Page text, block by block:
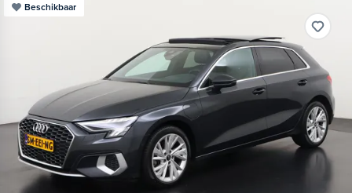
Beschikbaar